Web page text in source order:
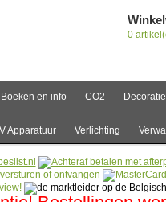
0
Boeken en info CO2 Decoratie
Apparatuur Verlichting